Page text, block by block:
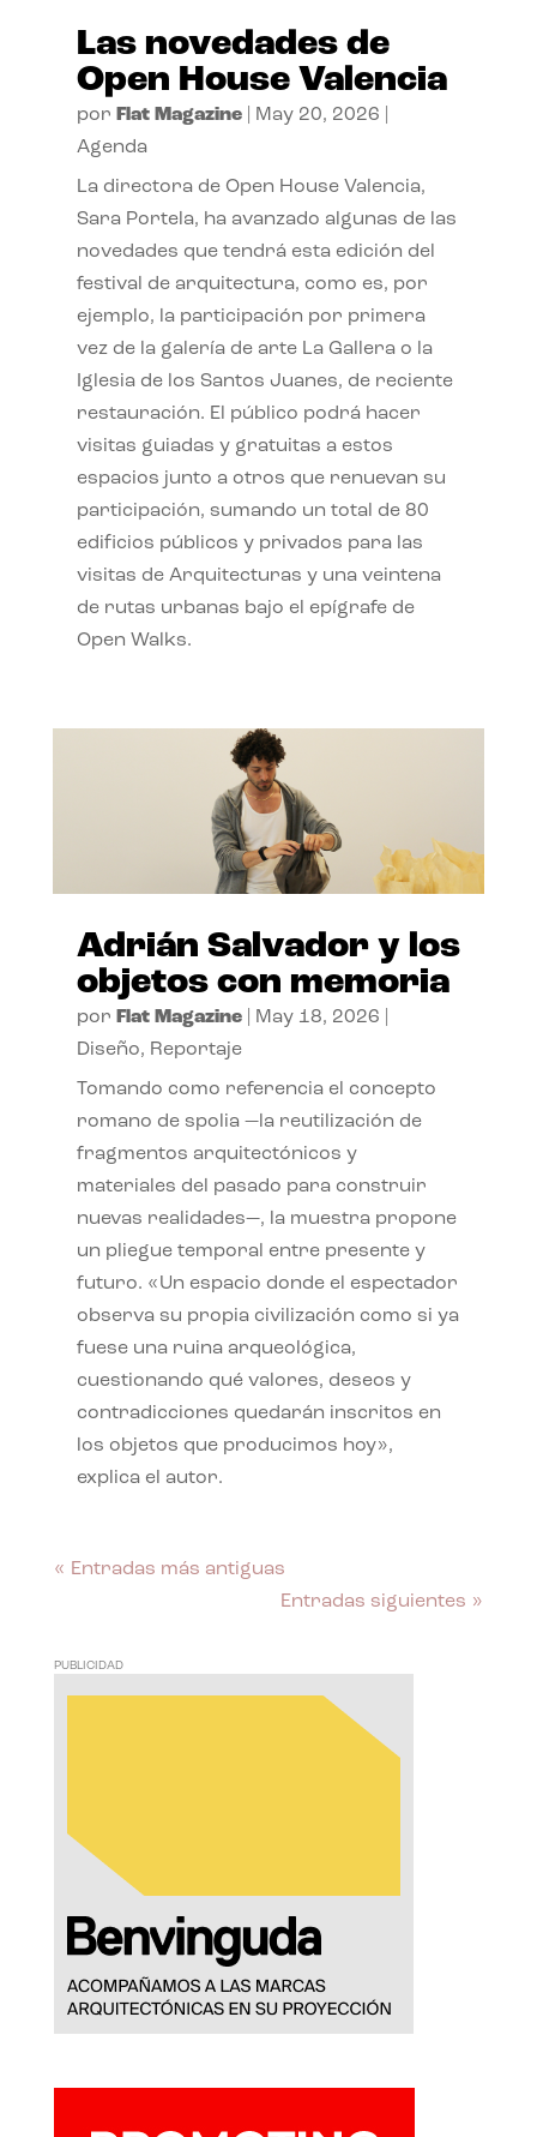
Las novedades de
Open House Valencia
por Flat Magazine| May 20, 2026
Agenda
La directora de Open House Valencia,
Sara Portela, ha avanzado algunas de las
novedades que tendrá esta edición del
festival de arquitectura, como es, por
ejemplo, la participación por primera
vez de la galería de arte La Gallera o la
Iglesia de los Santos Juanes, de reciente
restauración. El público podrá hacer
visitas guiadas y gratuitas a estos
espacios junto a otros que renuevan su
participación, sumando un total de 80
edificios públicos y privados para las
visitas de Arquitecturas y una veintena
de rutas urbanas bajo el epígrafe de
Open Walks.
Adrián Salvador y los
objetos con memoria
por Flat Magazine| May 18, 2026
Diseño, Reportaje
Tomando como referencia el concepto
romano de spolia —la reutilización de
fragmentos arquitectónicos y
materiales del pasado para construir
nuevas realidades—, la muestra propone
un pliegue temporal entre presente y
futuro. «Un espacio donde el espectador
observa su propia civilización como si ya
fuese una ruina arqueológica,
cuestionando qué valores, deseos y
contradicciones quedarán inscritos en
los objetos que producimos hoy»,
explica el autor.
« Entradas más antiguas
Entradas siguientes »
PUBLICIDAD